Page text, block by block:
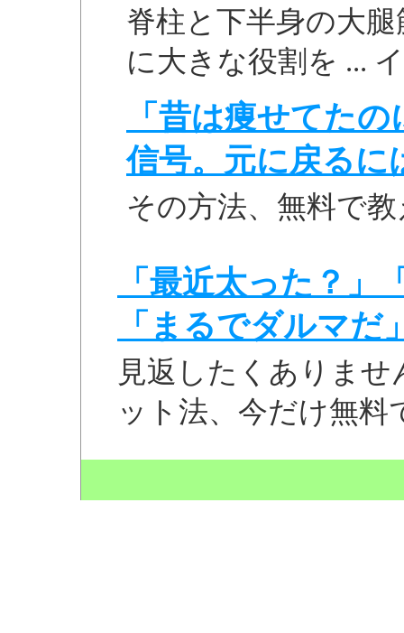
脊柱と下半身の大
に大きな役割を ...
「昔は痩せてた
信号。元に戻るに
その方法、無料で
「最近太った？
「まるでダルマだ
見返したくありま
ット法、今だけ無料